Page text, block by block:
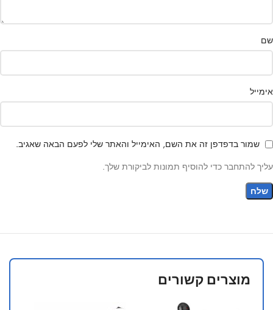
שם
אימייל
שמור בדפדפן זה את השם, האימייל והאתר שלי לפעם הבאה שאגיב.
עליך להתחבר כדי להוסיף תמונות לביקורת שלך.
מוצרים קשורים